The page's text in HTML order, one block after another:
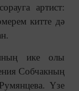
артист:
китте дә
ике олы
Собчакның
Үзе